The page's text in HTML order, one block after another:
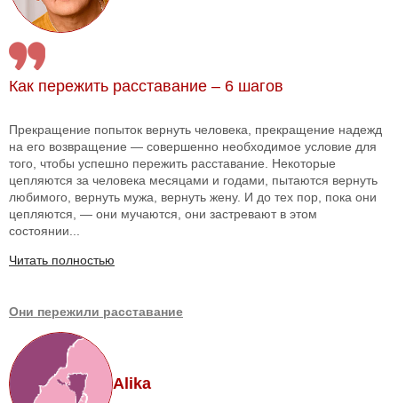
Как пережить расставание – 6 шагов
Прекращение попыток вернуть человека, прекращение надежд
на его возвращение — совершенно необходимое условие для
того, чтобы успешно пережить расставание. Некоторые
цепляются за человека месяцами и годами, пытаются вернуть
любимого, вернуть мужа, вернуть жену. И до тех пор, пока они
цепляются, — они мучаются, они застревают в этом
состоянии...
Читать полностью
Они пережили расставание
Alika